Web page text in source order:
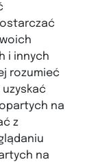
i innych
rozumieć
na
z
na